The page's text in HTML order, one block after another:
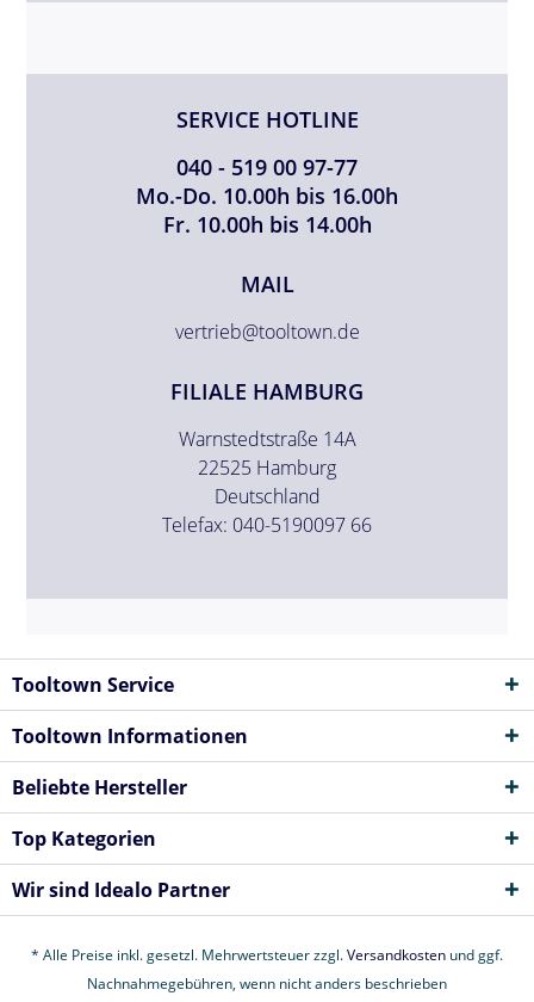
SERVICE HOTLINE
040 - 519 00 97-77
Mo.-Do. 10.00h bis 16.00h
Fr. 10.00h bis 14.00h
MAIL
vertrieb@tooltown.de
FILIALE HAMBURG
Warnstedtstraße 14A
22525 Hamburg
Deutschland
Telefax: 040-5190097 66
Tooltown Service
Tooltown Informationen
Beliebte Hersteller
Top Kategorien
Wir sind Idealo Partner
* Alle Preise inkl. gesetzl. Mehrwertsteuer zzgl.Versandkosten und ggf.
Nachnahmegebühren, wenn nicht anders beschrieben